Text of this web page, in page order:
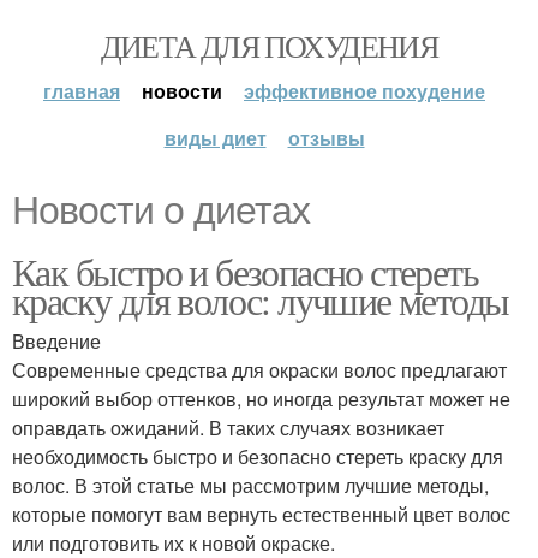
ДИЕТА ДЛЯ ПОХУДЕНИЯ
главная новости
эффективное похудение
виды диет
отзывы
Новости о диетах
Как быстро и безопасно стереть
краску для волос: лучшие методы
Введение
Современные средства для окраски волос предлагают
широкий выбор оттенков, но иногда результат может не
оправдать ожиданий. В таких случаях возникает
необходимость быстро и безопасно стереть краску для
волос. В этой статье мы рассмотрим лучшие методы,
которые помогут вам вернуть естественный цвет волос
или подготовить их к новой окраске.